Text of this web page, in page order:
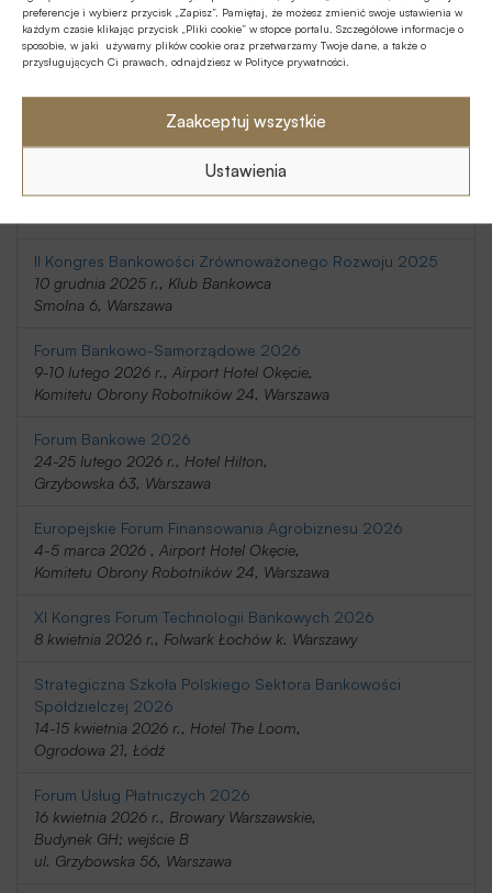
preferencje i wybierz przycisk „Zapisz”. Pamiętaj, że możesz zmienić swoje ustawienia w
każdym czasie klikając przycisk „Pliki cookie” w stopce portalu. Szczegółowe informacje o
sposobie, w jaki używamy plików cookie oraz przetwarzamy Twoje dane, a także o
przysługujących Ci prawach, odnajdziesz w Polityce prywatności.
Zaakceptuj wszystkie
Ustawienia
20-21 listopada 2025 r., Holiday Inn
Telimeny 1, Józefów
Belwederska 23, Warszawa
9 grudnia 2025 r., Novotel Centrum,
II Kongres Bankowości Zrównoważonego Rozwoju 2025
10 grudnia 2025 r., Klub Bankowca
Smolna 6, Warszawa
Forum Bankowo-Samorządowe 2026
9-10 lutego 2026 r., Airport Hotel Okęcie,
Komitetu Obrony Robotników 24, Warszawa
Forum Bankowe 2026
24-25 lutego 2026 r., Hotel Hilton,
Grzybowska 63, Warszawa
Europejskie Forum Finansowania Agrobiznesu 2026
4-5 marca 2026 , Airport Hotel Okęcie,
Komitetu Obrony Robotników 24, Warszawa
XI Kongres Forum Technologii Bankowych 2026
8 kwietnia 2026 r., Folwark Łochów k. Warszawy
Strategiczna Szkoła Polskiego Sektora Bankowości
Spółdzielczej 2026
14-15 kwietnia 2026 r., Hotel The Loom,
Ogrodowa 21, Łódź
Forum Usług Płatniczych 2026
16 kwietnia 2026 r., Browary Warszawskie,
Budynek GH; wejście B
ul. Grzybowska 56, Warszawa